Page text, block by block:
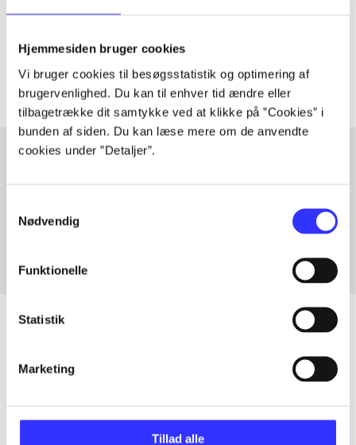
Hjemmesiden bruger cookies
Vi bruger cookies til besøgsstatistik og optimering af
brugervenlighed. Du kan til enhver tid ændre eller
tilbagetrække dit samtykke ved at klikke på ”Cookies” i
bunden af siden. Du kan læse mere om de anvendte
cookies under ”Detaljer”.
Nødvendig
Funktionelle
Statistik
Marketing
Tillad alle
Artiklerne i handler ofte om
Fra
Artikler